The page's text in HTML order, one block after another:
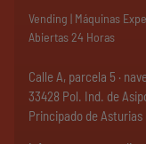
Vending | Máquinas
Abiertas 24 Horas
Calle A, parcela 5 ·
33428 Pol. Ind. de
Principado de Asturias